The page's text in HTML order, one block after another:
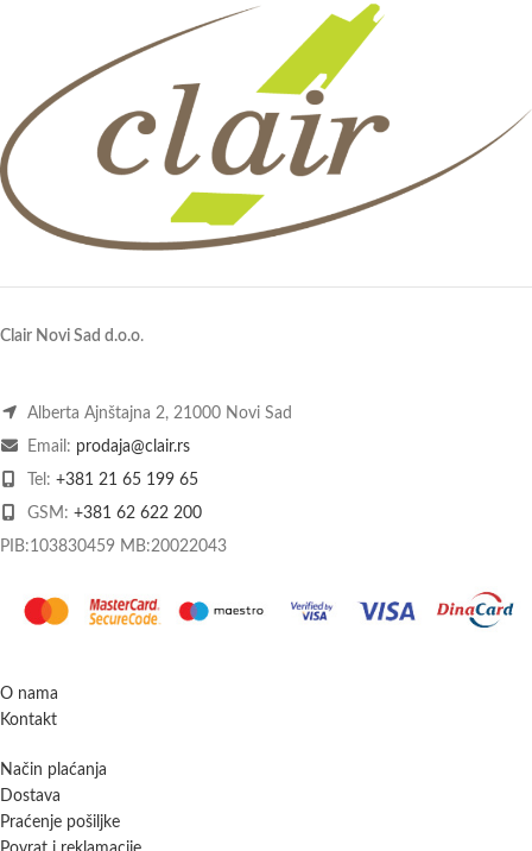
Clair Novi Sad d.o.o.
Alberta Ajnštajna 2, 21000 Novi Sad
Email: prodaja@clair.rs
Tel: +381 21 65 199 65
GSM: +381 62 622 200
PIB:103830459 MB:20022043
O nama
Kontakt
Način plaćanja
Dostava
Praćenje pošiljke